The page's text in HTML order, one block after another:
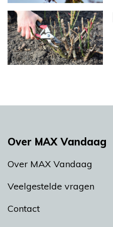
Over MAX Vandaag
Over MAX Vandaag
Veelgestelde vragen
Contact